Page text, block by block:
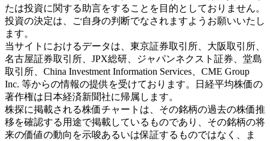
たは投資に関する助言をすることを目的としておりません。
投資の決定は、ご自身の判断でなされますようお願いいたし
ます。
当サイトにおけるデータは、東京証券取引所、大阪取引所、
名古屋証券取引所、JPX総研、ジャパンネクスト証券、堂島
取引所、China Investment Information Services、CME Group
Inc. 等からの情報の提供を受けております。日経平均株価の
著作権は日本経済新聞社に帰属します。
株探に掲載される株価チャートは、その銘柄の過去の株価推
移を確認する用途で掲載しているものであり、その銘柄の将
来の価値の動向を示唆あるいは保証するものではなく、ま